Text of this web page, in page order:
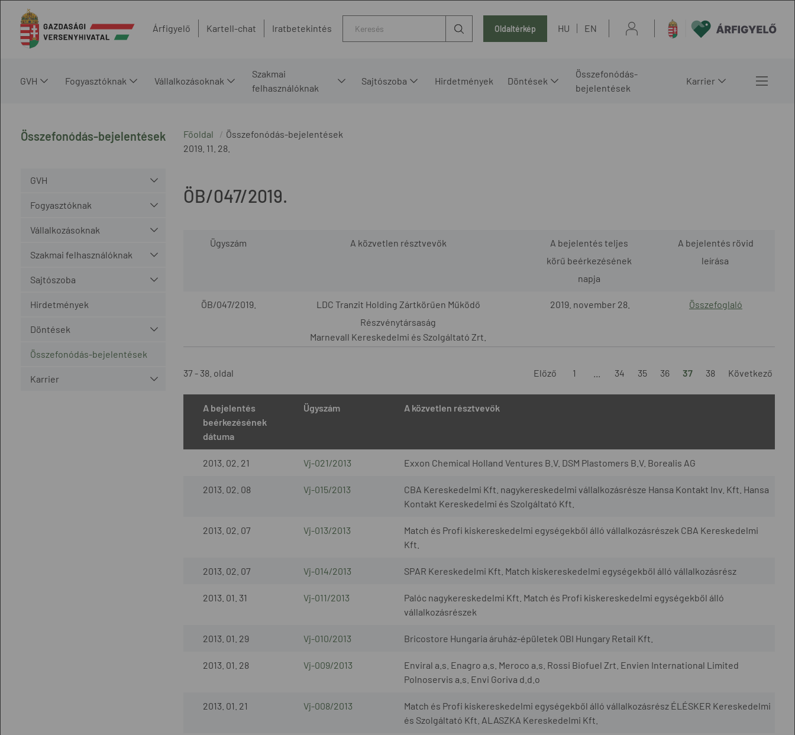
Árfigyelő Kartell-chat Iratbetekintés Oldaltérkép HU EN
GVH Fogyasztóknak Vállalkozásoknak
Szakmai
felhasználóknak
Sajtószoba Hirdetmények Döntések
Összefonódás-
bejelentések
Karrier
Összefonódás-bejelentések
GVH
Fogyasztóknak
Vállalkozásoknak
Szakmai felhasználóknak
Sajtószoba
Hirdetmények
Döntések
Összefonódás-bejelentések
Karrier
Főoldal
Összefonódás-bejelentések
2019. 11. 28.
ÖB/047/2019.
Ügyszám A közvetlen résztvevők
A bejelentés teljes
körű beérkezésének
napja
A bejelentés rövid
leírása
ÖB/047/2019.
LDC Tranzit Holding Zártkörűen Működő
Részvénytársaság
Marnevall Kereskedelmi és Szolgáltató Zrt.
2019. november 28. Összefoglaló
37 - 38. oldal Előző 1 34 35 36 37 38 Következő
A bejelentés
beérkezésének
dátuma
Ügyszám A közvetlen résztvevők
2013. 02. 21 Vj-021/2013 Exxon Chemical Holland Ventures B.V. DSM Plastomers B.V. Borealis AG
2013. 02. 08 Vj-015/2013
CBA Kereskedelmi Kft. nagykereskedelmi vállalkozásrésze Hansa Kontakt Inv. Kft. Hansa
Kontakt Kereskedelmi és Szolgáltató Kft.
2013. 02. 07 Vj-013/2013
Match és Profi kiskereskedelmi egységekből álló vállalkozásrészek CBA Kereskedelmi
Kft.
2013. 02. 07 Vj-014/2013 SPAR Kereskedelmi Kft. Match kiskereskedelmi egységekből álló vállalkozásrész
2013. 01. 31 Vj-011/2013
Palóc nagykereskedelmi Kft. Match és Profi kiskereskedelmi egységekből álló
vállalkozásrészek
2013. 01. 29 Vj-010/2013 Bricostore Hungaria áruház-épületek OBI Hungary Retail Kft.
2013. 01. 28 Vj-009/2013
Enviral a.s. Enagro a.s. Meroco a.s. Rossi Biofuel Zrt. Envien International Limited
Polnoservis a.s. Envi Goriva d.d.o
2013. 01. 21 Vj-008/2013
Match és Profi kiskereskedelmi egységekből álló vállalkozásrész ÉLÉSKER Kereskedelmi
és Szolgáltató Kft. ALASZKA Kereskedelmi Kft.